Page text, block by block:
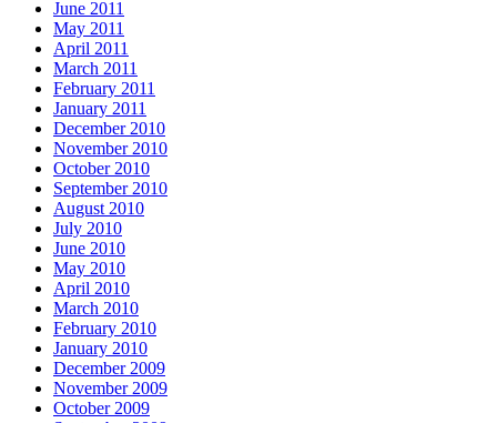
June 2011
May 2011
April 2011
March 2011
February 2011
January 2011
December 2010
November 2010
October 2010
September 2010
August 2010
July 2010
June 2010
May 2010
April 2010
March 2010
February 2010
January 2010
December 2009
November 2009
October 2009